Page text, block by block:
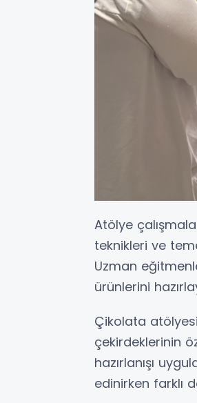
Atölye
teknikleri ve
Uzman
ürünlerini
Çikolata
çekirdeklerinin
hazırlanışı
edinirken farklı